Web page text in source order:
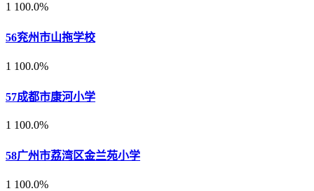
1 100.0%
56兖州市山拖学校
1 100.0%
57成都市康河小学
1 100.0%
58广州市荔湾区金兰苑小学
1 100.0%